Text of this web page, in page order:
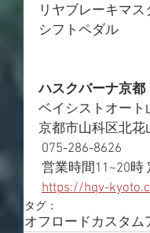
リヤブレーキマ
シフトペダル　
ハスクバーナ京都
ベイシストオート
京都市山科区北花
075-286-8626
営業時間11~20時
https://hqv-
タグ：
オフロードカスタム